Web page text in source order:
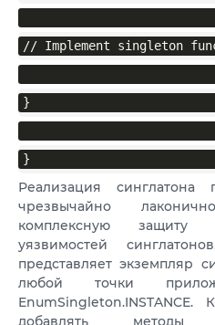
// Implement singleton
}
}
Реализация синглатона
чрезвычайно
комплексную защиту
уязвимостей
представляет экземпляр
любой точки
добавлять методы